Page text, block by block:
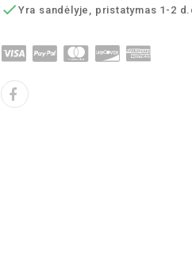
 Yra sandėlyje, pristatymas 1-2